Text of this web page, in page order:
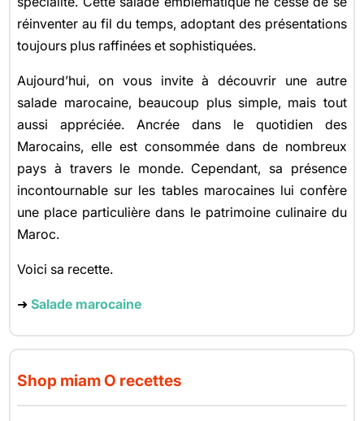
réinventer au fil du temps, adoptant des présentations
toujours plus raffinées et sophistiquées.
Aujourd’hui, on vous invite à découvrir une autre
salade marocaine, beaucoup plus simple, mais tout
aussi appréciée. Ancrée dans le quotidien des
Marocains, elle est consommée dans de nombreux
pays à travers le monde. Cependant, sa présence
incontournable sur les tables marocaines lui confère
une place particulière dans le patrimoine culinaire du
Maroc.
Voici sa recette.
➜Salade marocaine
Shop miam O recettes